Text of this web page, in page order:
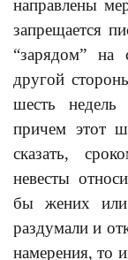
направлены
запрещается
“зарядом” на
другой
шесть недель
причем этот
сказать,
невесты
бы жених или
раздумали и
намерения, то